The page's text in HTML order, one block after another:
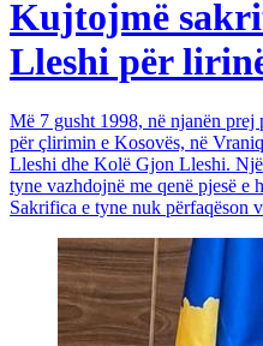
Kujtojmë
Lleshi për
Më 7 gusht 1998, në njanën prej
për çlirimin e Kosovës, në
Lleshi dhe Kolë Gjon Lleshi.
tyne vazhdojnë me qenë pjesë e
Sakrifica e tyne nuk përfaqëson